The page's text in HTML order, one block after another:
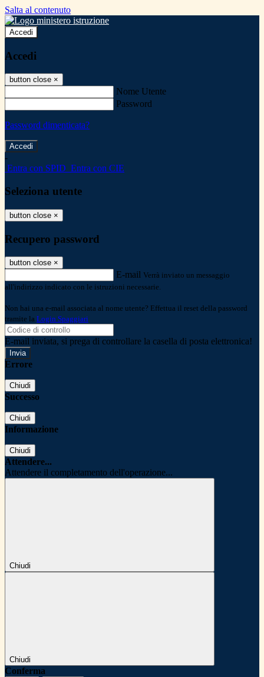
Salta al contenuto
Accedi
Accedi
button close ×
Nome Utente
Password
Password dimenticata?
-
Entra con SPID Entra con CIE
Seleziona utente
button close ×
Recupero password
button close ×
E-mail Verrà inviato un messaggio
all'indirizzo indicato con le istruzioni necessarie.
Non hai una e-mail associata al nome utente? Effettua il reset della password
tramite la Login Spaggiari
E-mail inviata, si prega di controllare la casella di posta elettronica!
Errore
Chiudi
Successo
Chiudi
Informazione
Chiudi
Attendere...
Attendere il completamento dell'operazione...
Chiudi
Chiudi
Conferma